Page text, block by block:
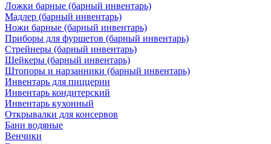
Ложки барные (барный инвентарь)
Мадлер (барный инвентарь)
Ножи барные (барный инвентарь)
Приборы для фуршетов (барный инвентарь)
Стрейнеры (барный инвентарь)
Шейкеры (барный инвентарь)
Штопоры и нарзанники (барный инвентарь)
Инвентарь для пиццерии
Инвентарь кондитерский
Инвентарь кухонный
Открывалки для консервов
Бани водяные
Венчики